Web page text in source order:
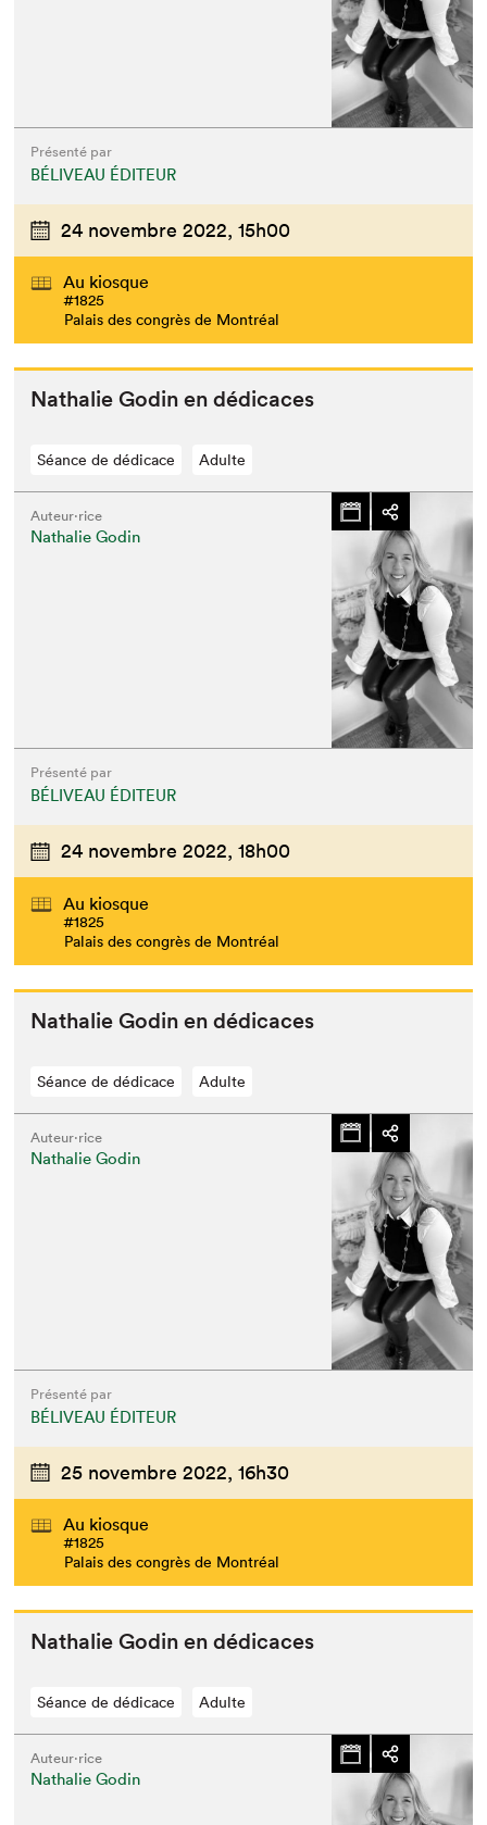
Présenté par
BÉLIVEAU ÉDITEUR
24 novembre 2022, 15h00
Au kiosque
#1825
Palais des congrès de Montréal
Nathalie Godin en dédicaces
Séance de dédicace Adulte
Auteur·rice
Nathalie Godin
Présenté par
BÉLIVEAU ÉDITEUR
24 novembre 2022, 18h00
Au kiosque
#1825
Palais des congrès de Montréal
Nathalie Godin en dédicaces
Séance de dédicace Adulte
Auteur·rice
Nathalie Godin
Présenté par
BÉLIVEAU ÉDITEUR
25 novembre 2022, 16h30
Au kiosque
#1825
Palais des congrès de Montréal
Nathalie Godin en dédicaces
Séance de dédicace Adulte
Auteur·rice
Nathalie Godin